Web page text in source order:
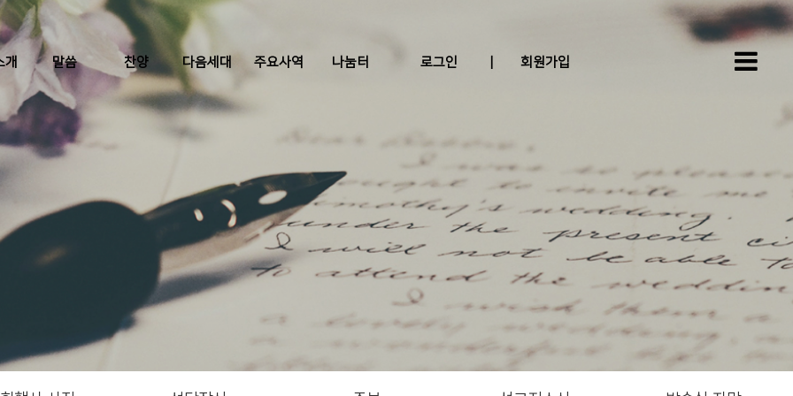
개 말씀 찬양 다음세대 주요사역 나눔터 로그인 회원가입